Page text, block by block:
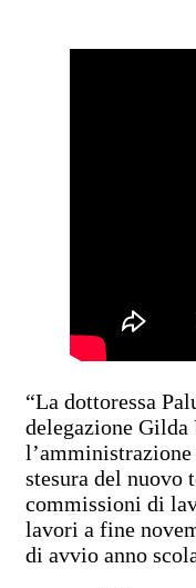
“La dottoressa
delegazione Gilda
stesura del nuovo
commissioni di
lavori a fine
di avvio anno